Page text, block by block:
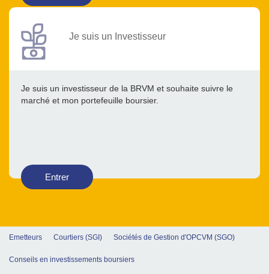
Je suis un Investisseur
Je suis un investisseur de la BRVM et souhaite suivre le
marché et mon portefeuille boursier.
Entrer
Emetteurs Courtiers (SGI) Sociétés de Gestion d'OPCVM (SGO)
Conseils en investissements boursiers